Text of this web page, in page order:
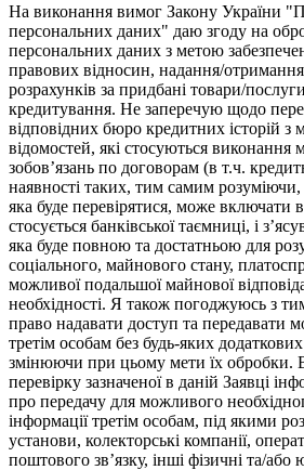
На виконання вимог Закону України
персональних даних" даю згоду на
персональних даних з метою
правових відносин, надання/отримання
розрахунків за придбані товари/
кредитування. Не заперечую щодо
відповідних бюро кредитних історій з
відомостей, які стосуються виконання
зобов’язань по договорам (в т.ч.
наявності таких, тим самим розуміючи,
яка буде перевірятися, може включати
стосується банківської таємниці, і
яка буде повною та достатньою для
соціального, майнового стану,
можливої подальшої майнової
необхідності. Я також погоджуюсь з
право надавати доступ та передавати
третім особам без будь-яких
змінюючи при цьому мети їх обробки.
перевірку зазначеної в даній Заявці
про передачу для можливого
інформації третім особам, під якими
установи, колекторські компанії,
поштового зв’язку, інші фізичні та/